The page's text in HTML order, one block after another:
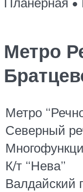
Метро
Метро
Северный
К/т “Нева”
Валдайский